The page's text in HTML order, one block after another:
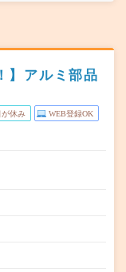
】アルミ部品
が休み WEB登録OK